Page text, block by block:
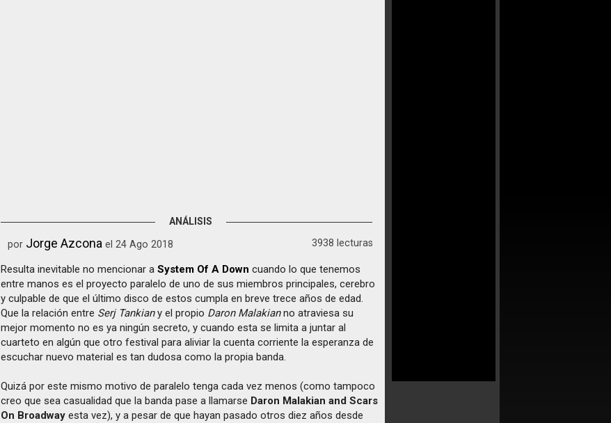
ANÁLISIS
por Jorge Azcona el 24 Ago 2018 3938 lecturas
Resulta inevitable no mencionar aSystem Of A Down cuando lo que tenemos
entre manos es el proyecto paralelo de uno de sus miembros principales, cerebro
y culpable de que el último disco de estos cumpla en breve trece años de edad.
Que la relación entre Serj Tankiany el propio Daron Malakianno atraviesa su
mejor momento no es ya ningún secreto, y cuando esta se limita a juntar al
cuarteto en algún que otro festival para aliviar la cuenta corriente la esperanza de
escuchar nuevo material es tan dudosa como la propia banda.
Quizá por este mismo motivo de paralelo tenga cada vez menos (como tampoco
creo que sea casualidad que la banda pase a llamarse Daron Malakian and Scars
On Broadway esta vez), y a pesar de que hayan pasado otros diez años desde